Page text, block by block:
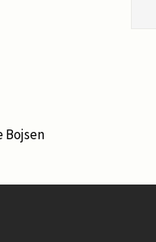
Bojsen